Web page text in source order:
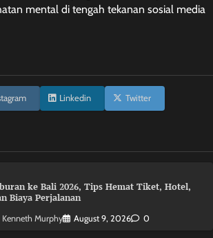
mental di tengah tekanan sosial media
Linkedin Twitter
ke Bali 2026, Tips Hemat Tiket, Hotel,
Biaya Perjalanan
Kenneth Murphy August 9, 2026 0